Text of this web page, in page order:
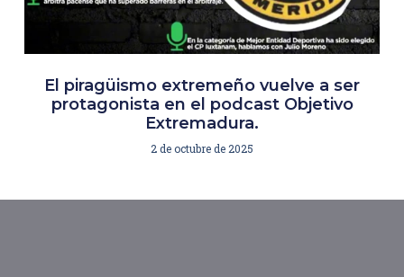
El piragüismo extremeño vuelve a ser
protagonista en el podcast Objetivo
Extremadura.
2 de octubre de 2025